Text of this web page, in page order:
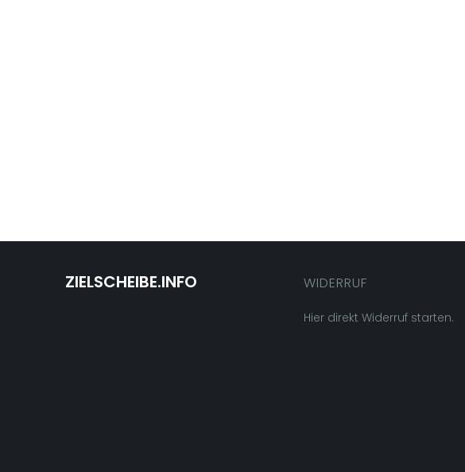
ZIELSCHEIBE.INFO WIDERRUF
Hier direkt Widerruf starten.